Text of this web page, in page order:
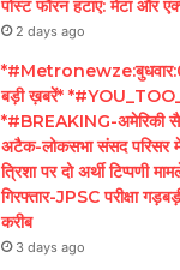
पोस्ट फौरन हटाएं: मेटा और
2 days ago
बड़ी ख़बरें*
*#BREAKING-अमेरिकी
अटैक-लोकसभा संसद परिसर में
त्रिशा पर दो अर्थी टिप्पणी
गिरफ्तार-JPSC परीक्षा
करीब
3 days ago